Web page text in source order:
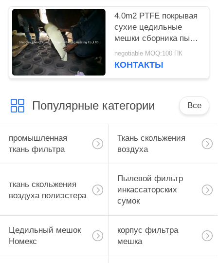
4.0m2 PTFE покрывая
сухие цедильные
мешки сборника пыли
GCP
negotiable MOQ:100 ПК
КОНТАКТЫ
Популярные категории Все
промышленная
ткань фильтра
Ткань скольжения
воздуха
ткань скольжения
воздуха полиэстера
Пылевой фильтр
инкассаторских
сумок
Цедильный мешок
Номекс
корпус фильтра
мешка